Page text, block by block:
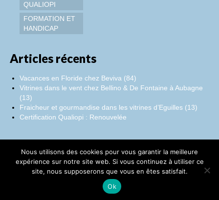
QUALIOPI
FORMATION ET
HANDICAP
Articles récents
Vacances en Floride chez Beviva (84)
Vitrines dans le vent chez Bellino & De Fontaine à Aubagne
(13)
Fraicheur et gourmandise dans les vitrines d’Eguilles (13)
Certification Qualiopi : Renouvelée
Facebook
Instagram
LinkedIn
Nous utilisons des cookies pour vous garantir la meilleure
expérience sur notre site web. Si vous continuez à utiliser ce
site, nous supposerons que vous en êtes satisfait.
Ok